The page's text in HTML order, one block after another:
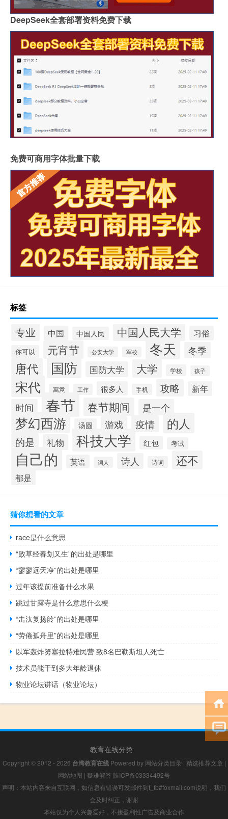
DeepSeek全套部署资料免费下载
免费可商用字体批量下载
标签
专业 中国 中国人民 中国人民大学 习俗
你可以 元宵节 公安大学 军校 冬天 冬季
唐代 国防 国防大学 大学 学校 孩子
宋代 寓意 工作 很多人 手机 攻略 新年
时间 春节 春节期间 是一个
梦幻西游 汤圆 游戏 疫情 的人
的是 礼物 科技大学 红包 考试
自己的 英语 词人 诗人 诗词 还不
都是
猜你想看的文章
race是什么意思
“败草经春划又生”的出处是哪里
“寥寥远天净”的出处是哪里
过年该提前准备什么水果
跳过甘露寺是什么意思什么梗
“击汰复扬舲”的出处是哪里
“劳倦孤舟里”的出处是哪里
以军轰炸努塞拉特难民营 致8名巴勒斯坦人死亡
技术员能干到多大年龄退休
物业论坛讲话（物业论坛）
教育在线分类
Copyright © 2012 - 2026 台湾教育在线Powered by 网站分类目录 | 精选推荐文章 |
网站地图 | 疑难解答 陕ICP备03334492号
声明：本站内容来自互联网，如信息有错误可发邮件到f_fb#foxmail.com说明，我们
会及时纠正，谢谢
本站仅为个人兴趣爱好，不接盈利性广告及商业合作